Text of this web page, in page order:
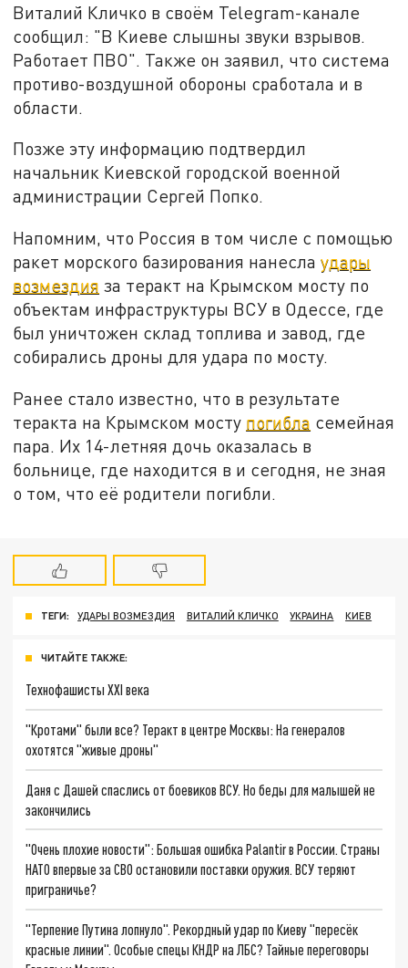
Виталий Кличко в своём Telegram-канале
сообщил: "В Киеве слышны звуки взрывов.
Работает ПВО". Также он заявил, что система
противо-воздушной обороны сработала и в
области.
Позже эту информацию подтвердил
начальник Киевской городской военной
администрации Сергей Попко.
Напомним, что Россия в том числе с помощью
ракет морского базирования нанеслаудары
возмездия за теракт на Крымском мосту по
объектам инфраструктуры ВСУ в Одессе, где
был уничтожен склад топлива и завод, где
собирались дроны для удара по мосту.
Ранее стало известно, что в результате
теракта на Крымском мосту погибла семейная
пара. Их 14-летняя дочь оказалась в
больнице, где находится в и сегодня, не зная
о том, что её родители погибли.
ТЕГИ: УДАРЫ ВОЗМЕЗДИЯ ВИТАЛИЙ КЛИЧКО УКРАИНА КИЕВ
ЧИТАЙТЕ ТАКЖЕ:
Технофашисты XXI века
"Кротами" были все? Теракт в центре Москвы: На генералов
охотятся "живые дроны"
Даня с Дашей спаслись от боевиков ВСУ. Но беды для малышей не
закончились
"Очень плохие новости": Большая ошибка Palantir в России. Страны
НАТО впервые за СВО остановили поставки оружия. ВСУ теряют
приграничье?
"Терпение Путина лопнуло". Рекордный удар по Киеву "пересёк
красные линии". Особые спецы КНДР на ЛБС? Тайные переговоры